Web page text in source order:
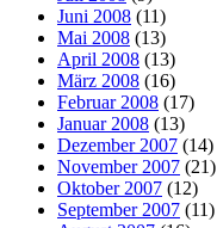
Juni 2008 (11)
Mai 2008 (13)
April 2008 (13)
März 2008 (16)
Februar 2008 (17)
Januar 2008 (13)
Dezember 2007 (14)
November 2007 (21)
Oktober 2007 (12)
September 2007 (11)